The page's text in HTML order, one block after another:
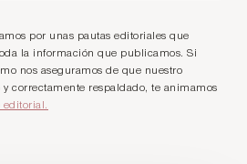
por unas pautas editoriales que
la información que publicamos. Si
nos aseguramos de que nuestro
correctamente respaldado, te animamos
editorial.